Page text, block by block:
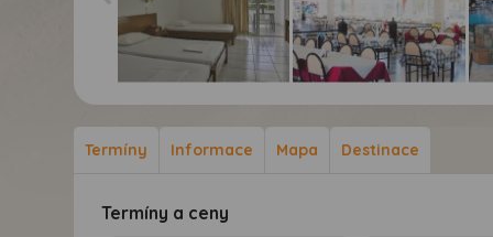
Termíny
Informace Mapa Destinace
Termíny a ceny